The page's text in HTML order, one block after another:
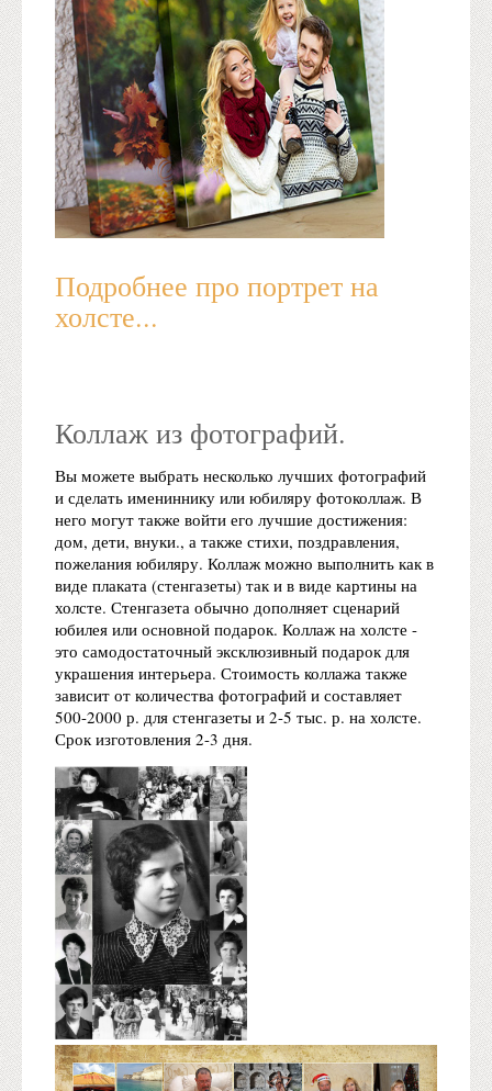
Подробнее про портрет на
холсте...
Коллаж из фотографий.
Вы можете выбрать несколько лучших фотографий
и сделать имениннику или юбиляру фотоколлаж. В
него могут также войти его лучшие достижения:
дом, дети, внуки., а также стихи, поздравления,
пожелания юбиляру. Коллаж можно выполнить как в
виде плаката (стенгазеты) так и в виде картины на
холсте. Стенгазета обычно дополняет сценарий
юбилея или основной подарок. Коллаж на холсте -
это самодостаточный эксклюзивный подарок для
украшения интерьера. Стоимость коллажа также
зависит от количества фотографий и составляет
500-2000 р. для стенгазеты и 2-5 тыс. р. на холсте.
Срок изготовления 2-3 дня.